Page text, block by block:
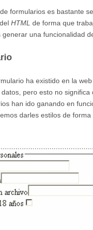
formularios es bastante
HTML de forma que
una funcionalidad
ha existido en la
pero esto no
han ido ganando en
darles estilos de